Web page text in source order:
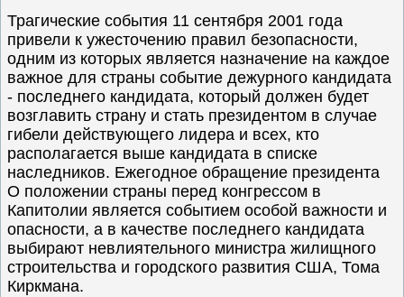
Трагические события 11 сентября 2001 года
привели к ужесточению правил безопасности,
одним из которых является назначение на каждое
важное для страны событие дежурного кандидата
- последнего кандидата, который должен будет
возглавить страну и стать президентом в случае
гибели действующего лидера и всех, кто
располагается выше кандидата в списке
наследников. Ежегодное обращение президента
О положении страны перед конгрессом в
Капитолии является событием особой важности и
опасности, а в качестве последнего кандидата
выбирают невлиятельного министра жилищного
строительства и городского развития США, Тома
Киркмана.